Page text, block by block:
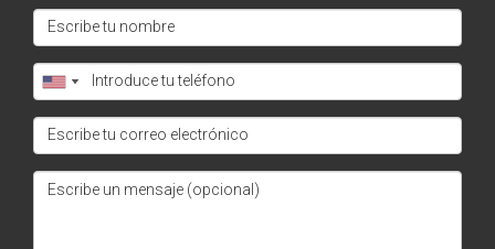
ayudarte a lograr tus objetivos inmobiliarios. ¡Hablemos
pronto!